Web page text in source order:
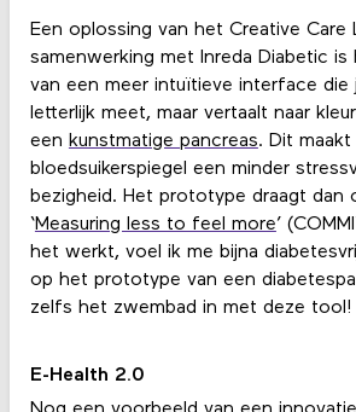
Een oplossing van het Creative Care
samenwerking met Inreda Diabetic
van een meer intuïtieve interface die
letterlijk meet, maar vertaalt naar
een kunstmatige pancreas. Dit
bloedsuikerspiegel een minder
bezigheid. Het prototype draagt dan
‘Measuring less to feel more’
het werkt, voel ik me bijna
op het prototype van een
zelfs het zwembad in met deze tool!
E-Health 2.0